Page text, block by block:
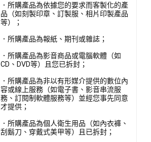
．所購產品為依據您的要求而客製化的產
品（如刻製印章、訂製服、相片印製產品
等）；
．所購產品為報紙、期刊或雜誌；
．所購產品為影音商品或電腦軟體（如
CD、DVD等）且您已拆封；
．所購產品為非以有形媒介提供的數位內
容或線上服務（如電子書、影音串流服
務、訂閱制軟體服務等）並經您事先同意
才提供；
．所購產品為個人衛生用品（如內衣褲、
刮鬍刀、穿戴式美甲等）且已拆封；